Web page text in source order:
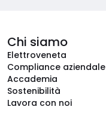
Chi siamo
Elettroveneta
Compliance aziendale
Accademia
Sostenibilità
Lavora con noi